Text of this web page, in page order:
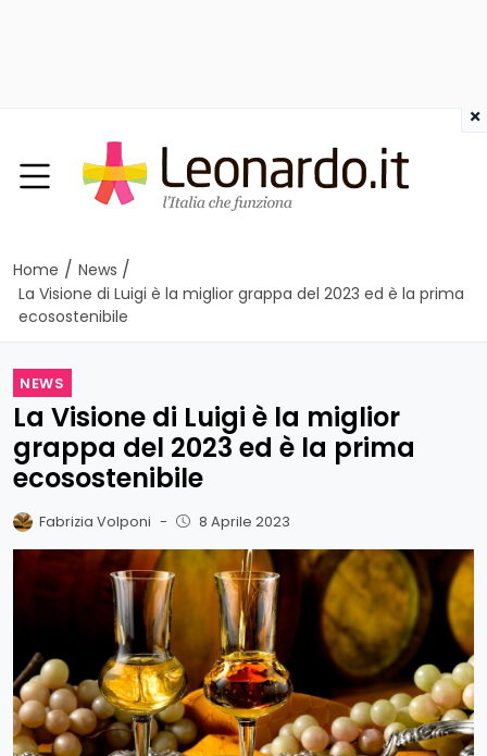
Home / News /
La Visione di Luigi è la miglior grappa del 2023 ed è la prima
ecosostenibile
NEWS
La Visione di Luigi è la miglior
grappa del 2023 ed è la prima
ecosostenibile
Fabrizia Volponi - 8 Aprile 2023
×